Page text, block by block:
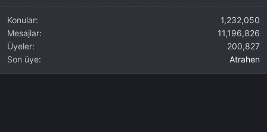
Konular
1,232,050
Mesajlar
11,196,826
Üyeler
200,827
Son üye
Atrahen